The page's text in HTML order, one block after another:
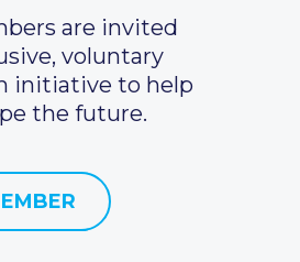
are invited
voluntary
initiative to help
the future.